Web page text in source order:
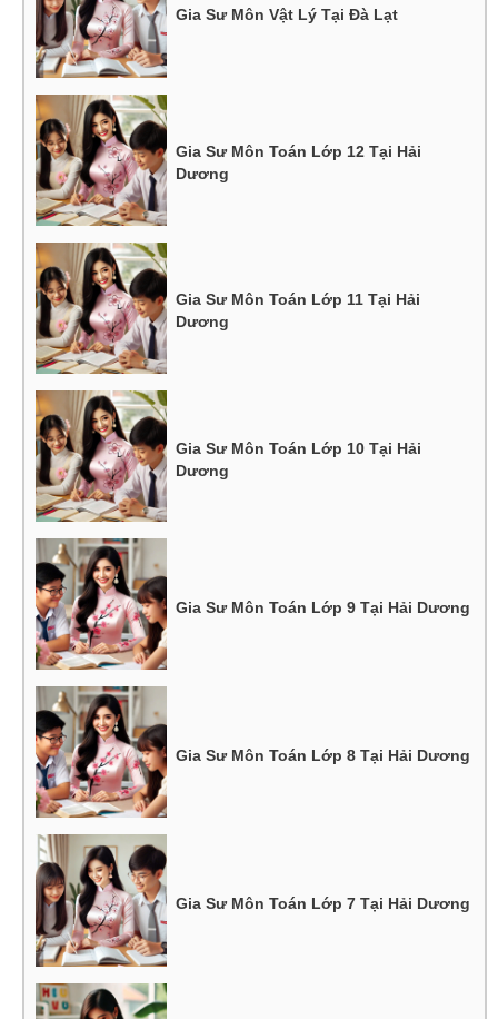
Gia Sư Môn Vật Lý Tại Đà Lạt
Gia Sư Môn Toán Lớp 12 Tại Hải
Dương
Gia Sư Môn Toán Lớp 11 Tại Hải
Dương
Gia Sư Môn Toán Lớp 10 Tại Hải
Dương
Gia Sư Môn Toán Lớp 9 Tại Hải Dương
Gia Sư Môn Toán Lớp 8 Tại Hải Dương
Gia Sư Môn Toán Lớp 7 Tại Hải Dương